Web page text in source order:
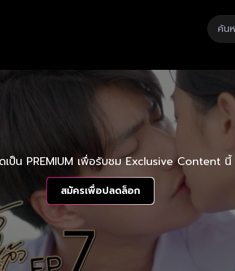
เป็น PREMIUM เพื่อรับชม Exclusive Content นี้
สมัครเพื่อปลดล็อก